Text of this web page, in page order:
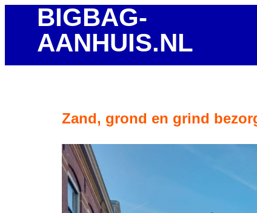
BIGBAG-
AANHUIS.NL
Zand, grond en grind